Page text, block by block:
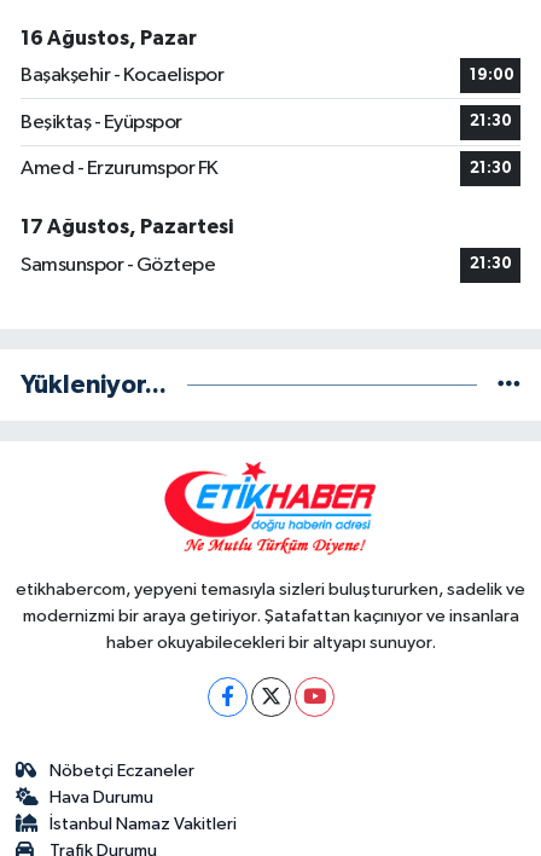
16 Ağustos, Pazar
Başakşehir - Kocaelispor
19:00
Beşiktaş - Eyüpspor 21:30
Amed - Erzurumspor FK 21:30
17 Ağustos, Pazartesi
Samsunspor - Göztepe
21:30
Yükleniyor...
etikhabercom, yepyeni temasıyla sizleri buluştururken, sadelik ve
modernizmi bir araya getiriyor. Şatafattan kaçınıyor ve insanlara
haber okuyabilecekleri bir altyapı sunuyor.
Nöbetçi Eczaneler
Hava Durumu
İstanbul Namaz Vakitleri
Trafik Durumu